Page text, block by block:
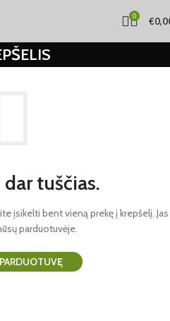
0 €
dar tuščias.
įsikelti bent vieną prekę į krepšelį. Jas
parduotuvėje.